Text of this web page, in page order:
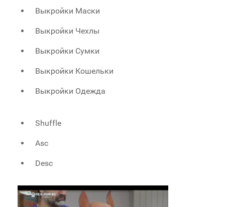
Выкройки Маски
Выкройки Чехлы
Выкройки Сумки
Выкройки Кошельки
Выкройки Одежда
Shuffle
Asc
Desc